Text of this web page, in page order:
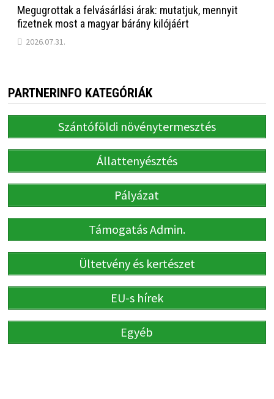
Megugrottak a felvásárlási árak: mutatjuk, mennyit
fizetnek most a magyar bárány kilójáért
2026.07.31.
PARTNERINFO KATEGÓRIÁK
Szántóföldi növénytermesztés
Állattenyésztés
Pályázat
Támogatás Admin.
Ültetvény és kertészet
EU-s hírek
Egyéb